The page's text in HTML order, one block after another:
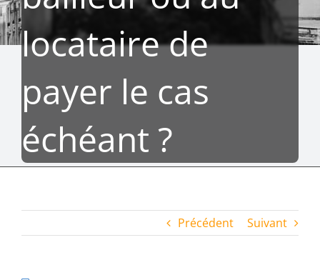
locataire de
payer le cas
échéant ?
Précédent Suivant